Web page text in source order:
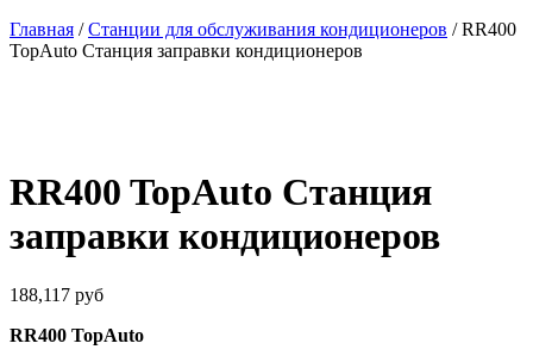
Главная /Станции для обслуживания кондиционеров / RR400
TopAuto Станция заправки кондиционеров
RR400 TopAuto Станция
заправки кондиционеров
188,117 руб
RR400 TopAuto